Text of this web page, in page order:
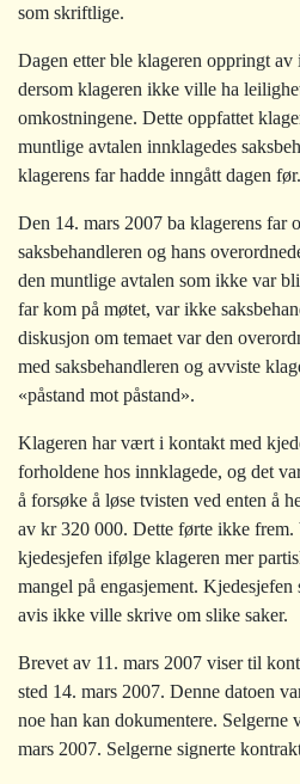
som skriftlige.
Dagen etter ble klageren oppringt
dersom klageren ikke ville ha
omkostningene. Dette oppfattet
muntlige avtalen innklagedes
klagerens far hadde inngått dagen før.
Den 14. mars 2007 ba klagerens far
saksbehandleren og hans
den muntlige avtalen som ikke var
far kom på møtet, var ikke
diskusjon om temaet var den
med saksbehandleren og avviste
«påstand mot påstand».
Klageren har vært i kontakt med
forholdene hos innklagede, og det
å forsøke å løse tvisten ved enten å
av kr 320 000. Dette førte ikke frem.
kjedesjefen ifølge klageren mer
mangel på engasjement. Kjedesjefen
avis ikke ville skrive om slike saker.
Brevet av 11. mars 2007 viser til
sted 14. mars 2007. Denne datoen
noe han kan dokumentere. Selgerne
mars 2007. Selgerne signerte